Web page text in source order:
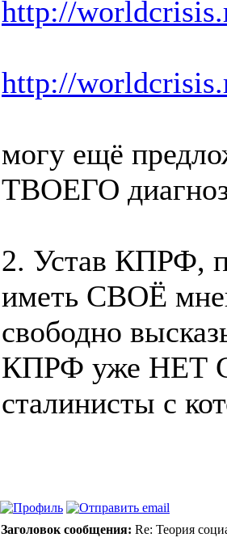
http://
http://
могу ещё
ТВОЕГО
2. Устав КПРФ,
иметь СВОЁ
свободно
КПРФ уже НЕТ
сталинисты с
Заголовок сообщения: Re: Теория